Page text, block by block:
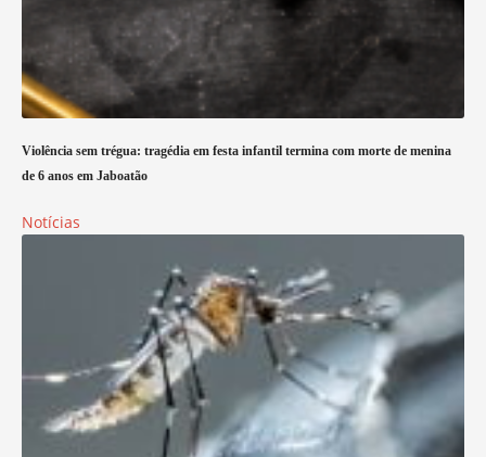
Violência sem trégua: tragédia em festa infantil termina com morte de menina
de 6 anos em Jaboatão
Notícias